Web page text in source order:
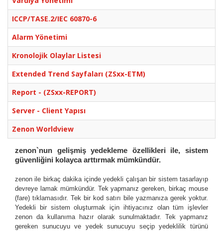
ICCP/TASE.2/IEC 60870-6
Alarm Yönetimi
Kronolojik Olaylar Listesi
Extended Trend Sayfaları (ZSxx-ETM)
Report - (ZSxx-REPORT)
Server - Client Yapısı
Zenon Worldview
zenon`nun gelişmiş yedekleme özellikleri ile, sistem
güvenliğini kolayca arttırmak mümkündür.
zenon ile birkaç dakika içinde yedekli çalışan bir sistem tasarlayıp
devreye lamak mümkündür. Tek yapmanız gereken, birkaç mouse
(fare) tıklamasıdır. Tek bir kod satırı bile yazmanıza gerek yoktur.
Yedekli bir sistem oluşturmak için ihtiyacınız olan tüm işlevler
zenon da kullanıma hazır olarak sunulmaktadır. Tek yapmanız
gereken sunucuyu ve yedek sunucuyu seçip yedeklilik türünü